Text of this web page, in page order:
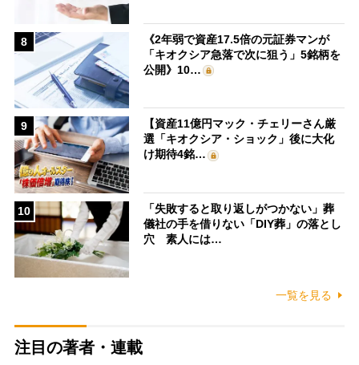
8
《2年弱で資産17.5倍の元証券マンが
「キオクシア急落で次に狙う」5銘柄を
公開》10…
9
【資産11億円マック・チェリーさん厳
選「キオクシア・ショック」後に大化
け期待4銘…
10
「失敗すると取り返しがつかない」葬
儀社の手を借りない「DIY葬」の落とし
穴 素人には…
一覧を見る
注目の著者・連載